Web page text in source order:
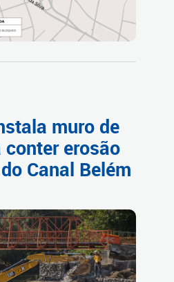
muro de
erosão
Canal Belém